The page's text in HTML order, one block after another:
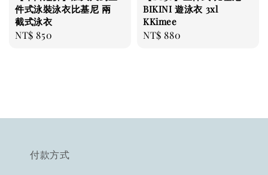
件式泳裝泳衣比基尼 兩
截式泳衣
Regular
NT$ 850
BIKINI 遊泳衣 3xl
KKimee
Regular
NT$ 880
付款方式